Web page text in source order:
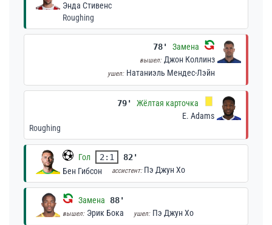
Энда Стивенс
Roughing
78' Замена
вышел: Джон Коллинз
ушел: Натаниэль Мендес-Лэйн
79'
Жёлтая карточка
E. Adams
Roughing
Гол 2:1
82'
Бен Гибсон
ассистент: Пэ Джун Хо
Замена 88'
вышел: Эрик Бока ушел: Пэ Джун Хо